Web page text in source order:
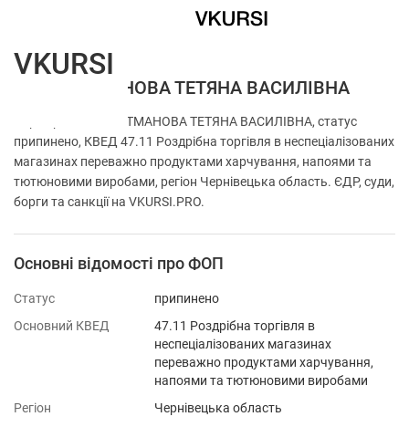
ФОП РОТМАНОВА ТЕТЯНА ВАСИЛІВНА
Перевірка ФОП РОТМАНОВА ТЕТЯНА ВАСИЛІВНА, статус
припинено, КВЕД 47.11 Роздрібна торгівля в неспеціалізованих
магазинах переважно продуктами харчування, напоями та
тютюновими виробами, регіон Чернівецька область. ЄДР, суди,
борги та санкції на VKURSI.PRO.
Основні відомості про ФОП
Статус
припинено
Основний КВЕД
47.11 Роздрібна торгівля в
неспеціалізованих магазинах
переважно продуктами харчування,
напоями та тютюновими виробами
Регіон
Чернівецька область
VKURSI